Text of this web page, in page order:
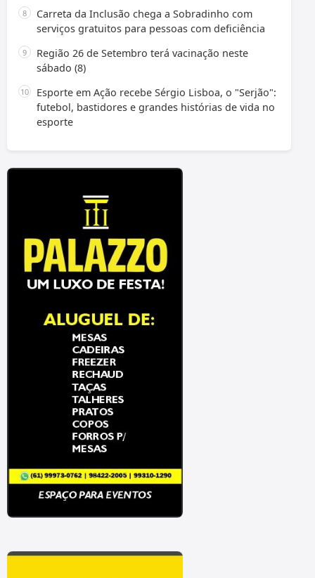
Carreta da Inclusão chega a Sobradinho com
serviços gratuitos para pessoas com deficiência
Região 26 de Setembro terá vacinação neste
sábado (8)
Esporte em Ação recebe Sérgio Lisboa, o "Serjão":
futebol, bastidores e grandes histórias de vida no
esporte